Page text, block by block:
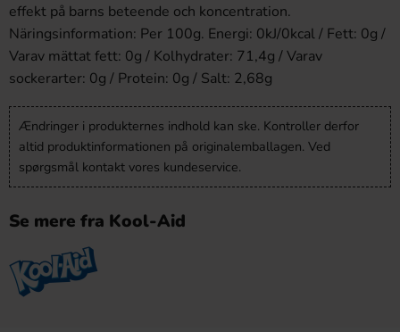
effekt på barns beteende och koncentration.
Näringsinformation: Per 100g. Energi: 0kJ/0kcal / Fett: 0g /
Varav mättat fett: 0g / Kolhydrater: 71,4g / Varav
sockerarter: 0g / Protein: 0g / Salt: 2,68g
Ændringer i produkternes indhold kan ske. Kontroller derfor
altid produktinformationen på originalemballagen. Ved
spørgsmål kontakt vores kundeservice.
Se mere fra Kool-Aid